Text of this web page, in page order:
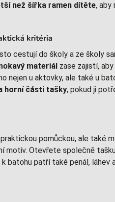
než šířka ramen dítěte, aby
kritéria
cestují do školy a ze školy
materiál zase zajistí,
nejen u aktovky, ale také u
horní části tašky, pokud ji
pomůckou, ale také
motiv. Otevřete společně
batohu patří také penál, láhev